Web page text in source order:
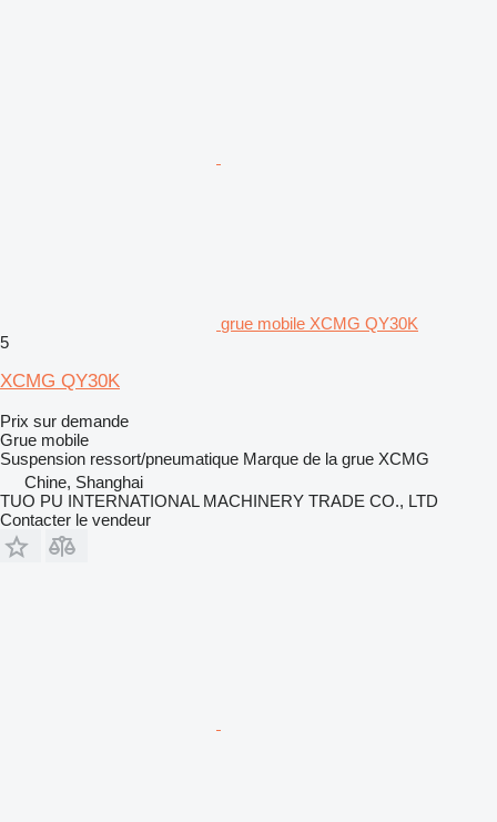
grue mobile XCMG QY30K
5
XCMG QY30K
Prix sur demande
Grue mobile
Suspension ressort/pneumatique Marque de la grue XCMG
Chine, Shanghai
TUO PU INTERNATIONAL MACHINERY TRADE CO., LTD
Contacter le vendeur